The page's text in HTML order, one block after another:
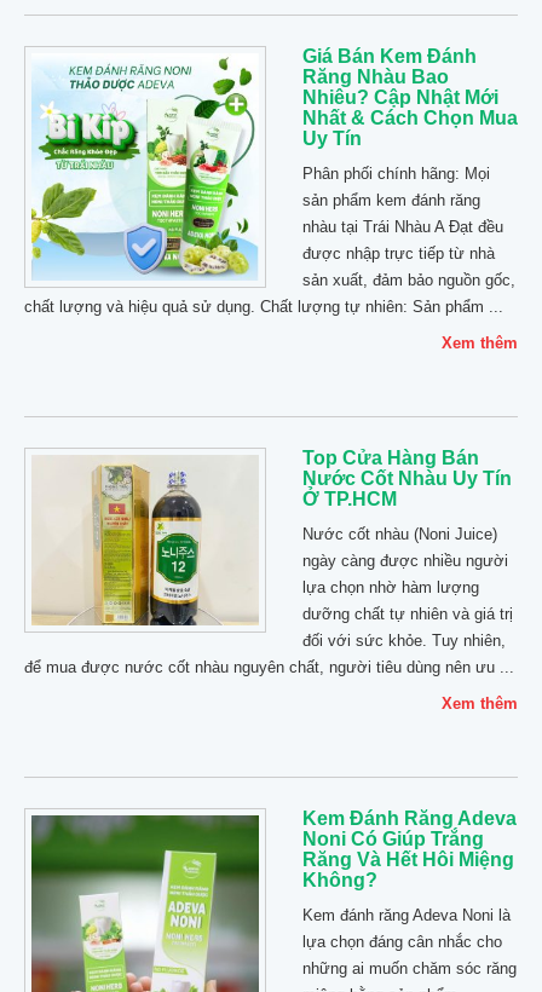
Giá Bán Kem Đánh
Răng Nhàu Bao
Nhiêu? Cập Nhật Mới
Nhất & Cách Chọn Mua
Uy Tín
Phân phối chính hãng: Mọi
sản phẩm kem đánh răng
nhàu tại Trái Nhàu A Đạt đều
được nhập trực tiếp từ nhà
sản xuất, đảm bảo nguồn gốc,
chất lượng và hiệu quả sử dụng. Chất lượng tự nhiên: Sản phẩm ...
Xem thêm
Top Cửa Hàng Bán
Nước Cốt Nhàu Uy Tín
Ở TP.HCM
Nước cốt nhàu (Noni Juice)
ngày càng được nhiều người
lựa chọn nhờ hàm lượng
dưỡng chất tự nhiên và giá trị
đối với sức khỏe. Tuy nhiên,
để mua được nước cốt nhàu nguyên chất, người tiêu dùng nên ưu ...
Xem thêm
Kem Đánh Răng Adeva
Noni Có Giúp Trắng
Răng Và Hết Hôi Miệng
Không?
Kem đánh răng Adeva Noni là
lựa chọn đáng cân nhắc cho
những ai muốn chăm sóc răng